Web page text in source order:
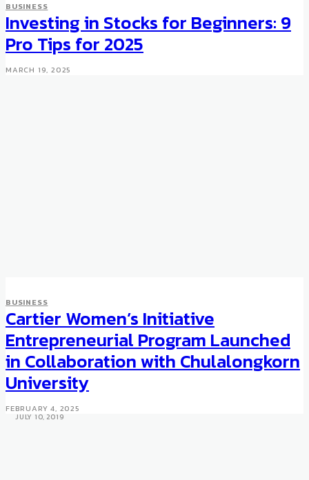
BUSINESS
The Commendable Marketing
Stunts of Otherwise
Minimalistic H. Moser & Cie.
JULY 10, 2019
BUSINESS
Investing in Stocks for Beginners: 9
Pro Tips for 2025
MARCH 19, 2025
BUSINESS
Cartier Women’s Initiative
Entrepreneurial Program Launched
in Collaboration with Chulalongkorn
University
FEBRUARY 4, 2025